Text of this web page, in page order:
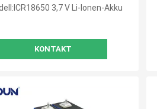
3,7 V Li-Ionen-Akku
KONTAKT